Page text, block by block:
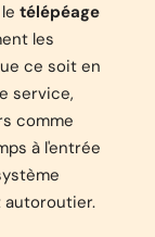
télépéage
les
ce soit en
service,
comme
à l'entrée